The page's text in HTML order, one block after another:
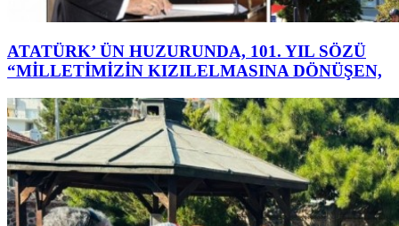
ATATÜRK’ ÜN HUZURUNDA, 101. YIL SÖZÜ
“MİLLETİMİZİN KIZILELMASINA DÖNÜŞEN,